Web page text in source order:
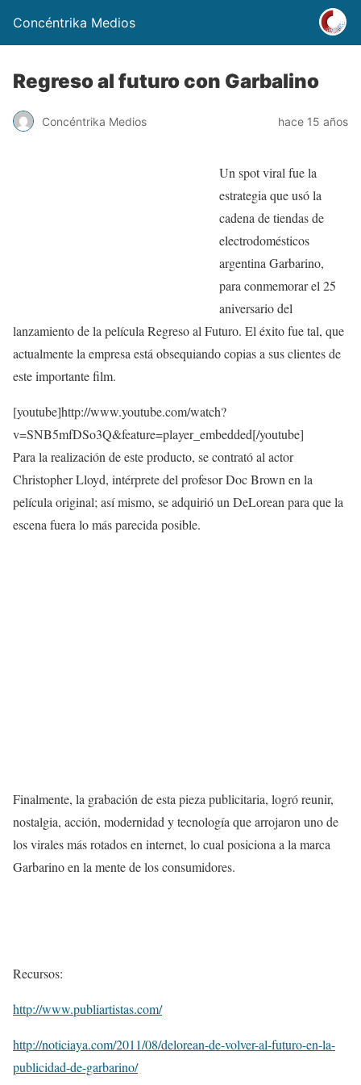
Concéntrika Medios
Regreso al futuro con Garbalino
Concéntrika Medios hace 15 años
Un spot viral fue la
estrategia que usó la
cadena de tiendas de
electrodomésticos
argentina Garbarino,
para conmemorar el 25
aniversario del
lanzamiento de la película Regreso al Futuro. El éxito fue tal, que
actualmente la empresa está obsequiando copias a sus clientes de
este importante film.
[youtube]http://www.youtube.com/watch?
v=SNB5mfDSo3Q&feature=player_embedded[/youtube]
Para la realización de este producto, se contrató al actor
Christopher Lloyd, intérprete del profesor Doc Brown en la
película original; así mismo, se adquirió un DeLorean para que la
escena fuera lo más parecida posible.
Finalmente, la grabación de esta pieza publicitaria, logró reunir,
nostalgia, acción, modernidad y tecnología que arrojaron uno de
los virales más rotados en internet, lo cual posiciona a la marca
Garbarino en la mente de los consumidores.
Recursos:
http://www.publiartistas.com/
http://noticiaya.com/2011/08/delorean-de-volver-al-futuro-en-la-
publicidad-de-garbarino/